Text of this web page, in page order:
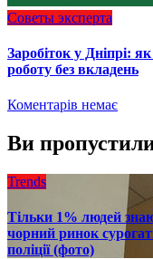
Советы эксперта
Заробіток у Дніпрі:
роботу без вкладень
Коментарів немає
Ви
Trends
Тільки 1% людей
чорний ринок
поліції (фото)